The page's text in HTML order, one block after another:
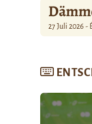
27 Juli 2026 -